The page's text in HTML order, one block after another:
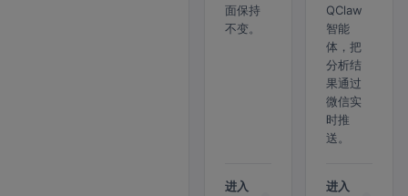
面保持
不变。
进入
QClaw
智能
体，把
分析结
果通过
微信实
时推
送。
进入